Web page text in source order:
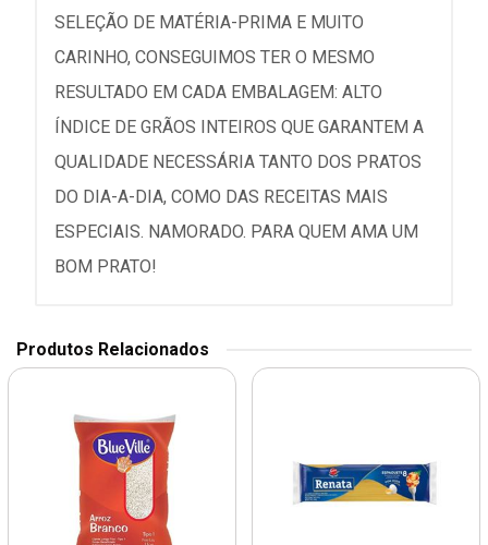
SELEÇÃO DE MATÉRIA-PRIMA E MUITO
CARINHO, CONSEGUIMOS TER O MESMO
RESULTADO EM CADA EMBALAGEM: ALTO
ÍNDICE DE GRÃOS INTEIROS QUE GARANTEM A
QUALIDADE NECESSÁRIA TANTO DOS PRATOS
DO DIA-A-DIA, COMO DAS RECEITAS MAIS
ESPECIAIS. NAMORADO. PARA QUEM AMA UM
BOM PRATO!
Produtos Relacionados